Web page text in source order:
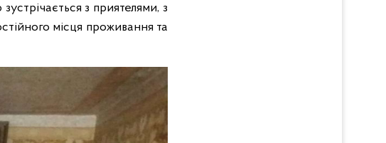
з приятелями, з
місця проживання та